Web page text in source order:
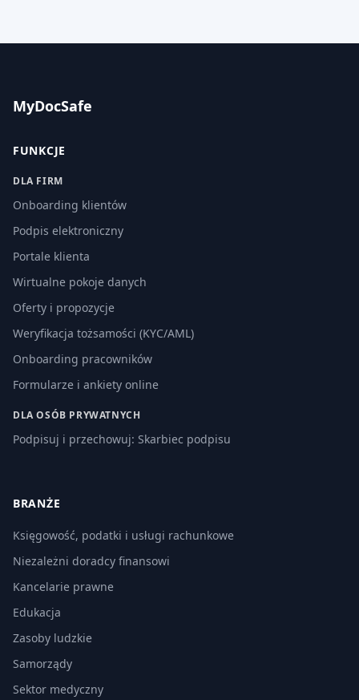
MyDocSafe
FUNKCJE
DLA FIRM
Onboarding klientów
Podpis elektroniczny
Portale klienta
Wirtualne pokoje danych
Oferty i propozycje
Weryfikacja tożsamości (KYC/AML)
Onboarding pracowników
Formularze i ankiety online
DLA OSÓB PRYWATNYCH
Podpisuj i przechowuj: Skarbiec podpisu
BRANŻE
Księgowość, podatki i usługi rachunkowe
Niezależni doradcy finansowi
Kancelarie prawne
Edukacja
Zasoby ludzkie
Samorządy
Sektor medyczny